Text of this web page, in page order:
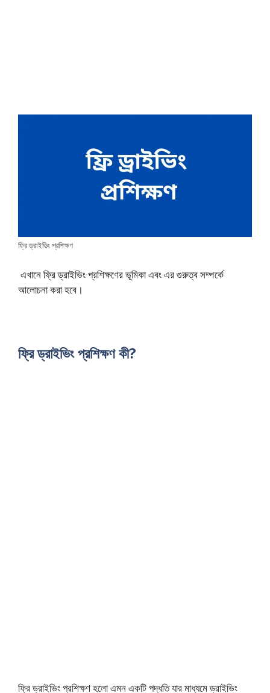
ফ্রি ড্রাইভিং প্রশিক্ষণ
এখানে ফ্রি ড্রাইভিং প্রশিক্ষণের ভূমিকা এবং এর গুরুত্ব সম্পর্কে
আলোচনা করা হবে।
ফ্রি ড্রাইভিং প্রশিক্ষণ কী?
ফ্রি ড্রাইভিং প্রশিক্ষণ হলো এমন একটি পদ্ধতি যার মাধ্যমে ড্রাইভিং